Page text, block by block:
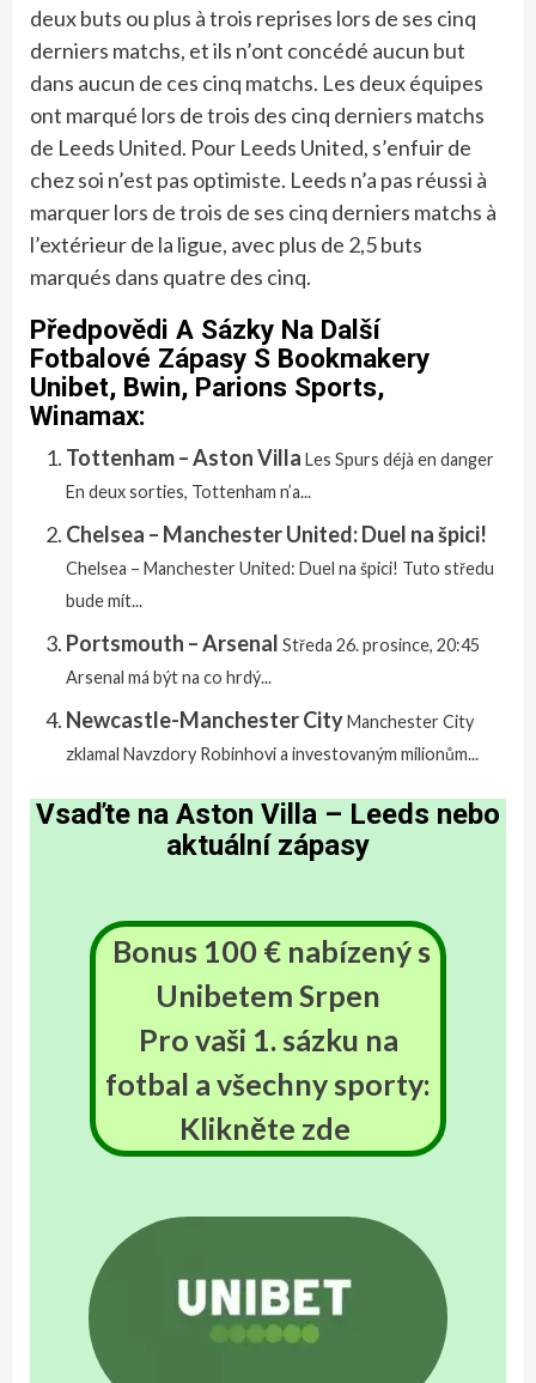
deux buts ou plus à trois reprises lors de ses cinq
derniers matchs, et ils n’ont concédé aucun but
dans aucun de ces cinq matchs. Les deux équipes
ont marqué lors de trois des cinq derniers matchs
de Leeds United. Pour Leeds United, s’enfuir de
chez soi n’est pas optimiste. Leeds n’a pas réussi à
marquer lors de trois de ses cinq derniers matchs à
l’extérieur de la ligue, avec plus de 2,5 buts
marqués dans quatre des cinq.
Předpovědi A Sázky Na Další
Fotbalové Zápasy S Bookmakery
Unibet, Bwin, Parions Sports,
Winamax:
Tottenham – Aston Villa Les Spurs déjà en danger
En deux sorties, Tottenham n’a...
Chelsea – Manchester United: Duel na špici!
Chelsea – Manchester United: Duel na špici! Tuto středu
bude mít...
Portsmouth – Arsenal Středa 26. prosince, 20:45
Arsenal má být na co hrdý...
Newcastle-Manchester CityManchester City
zklamal Navzdory Robinhovi a investovaným milionům...
Vsaďte na Aston Villa – Leeds nebo
aktuální zápasy
Bonus 100 € nabízený s
Unibetem Srpen
Pro vaši 1. sázku na
fotbal a všechny sporty:
Klikněte zde